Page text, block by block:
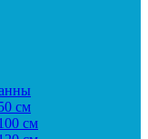
см
см